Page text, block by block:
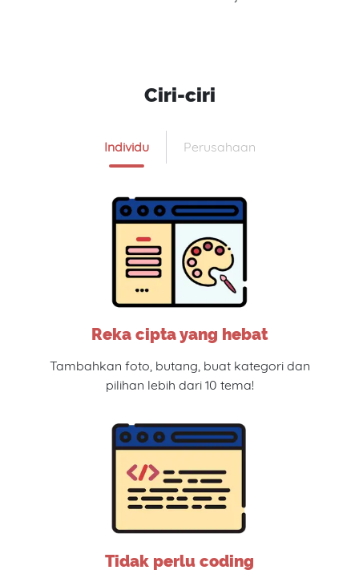
Ciri-ciri
Individu Perusahaan
Reka cipta yang hebat
Tambahkan foto, butang, buat kategori dan
pilihan lebih dari 10 tema!
Tidak perlu coding